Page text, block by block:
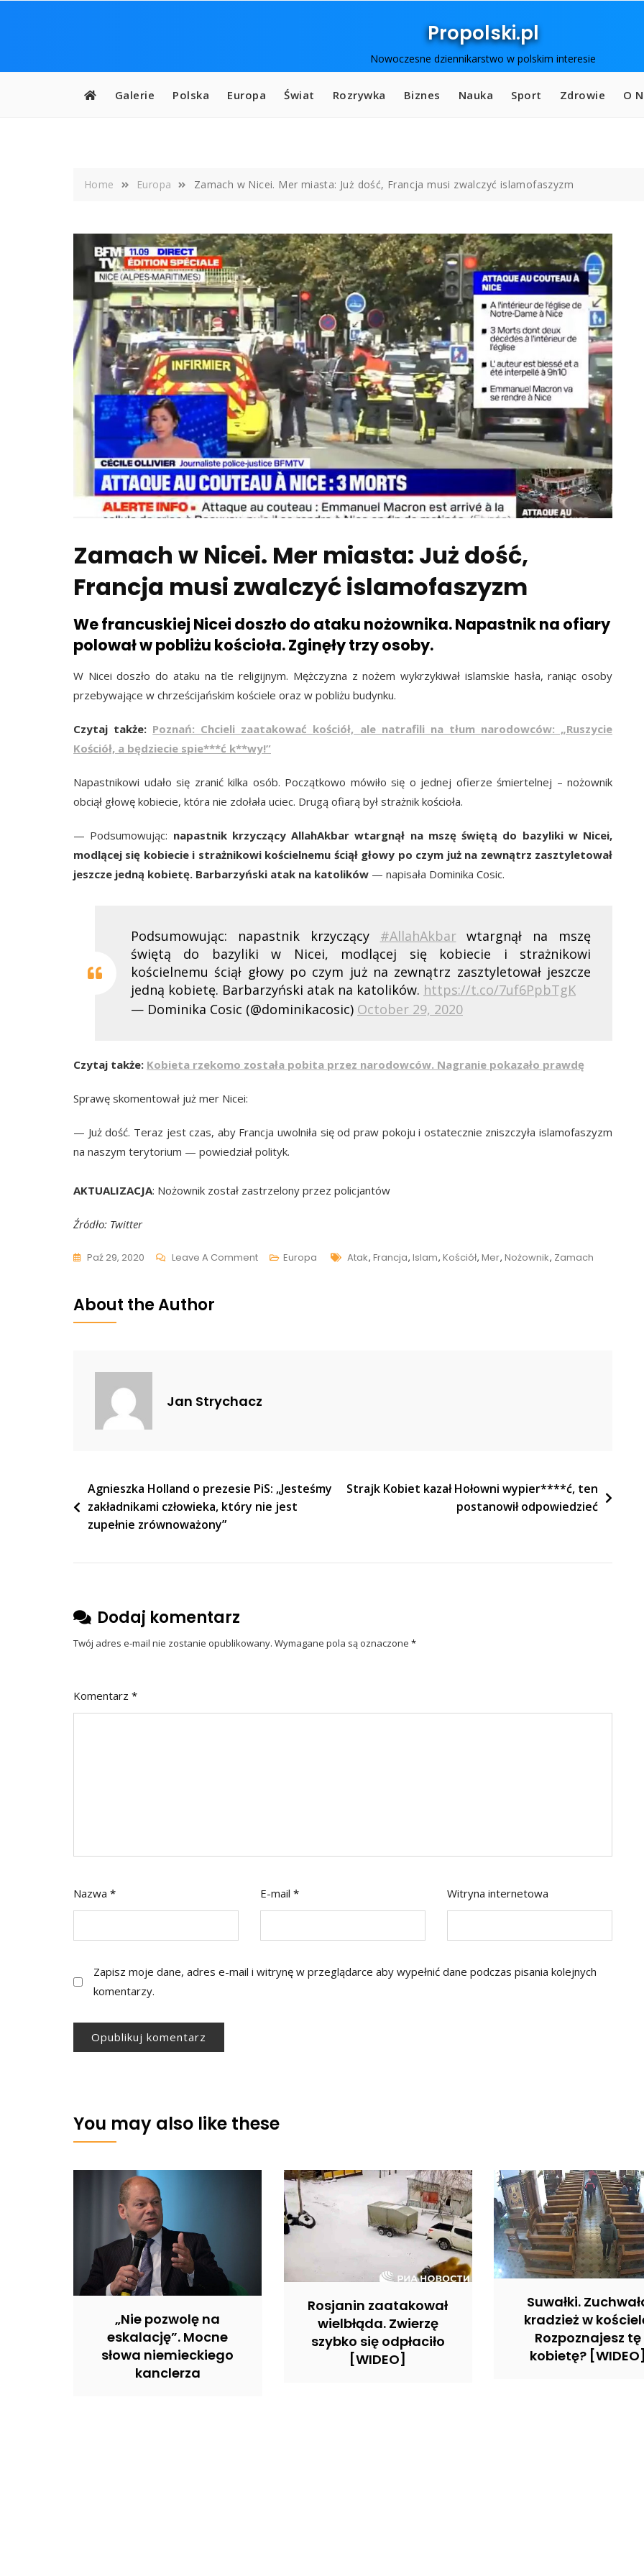
Propolski.pl
Nowoczesne dziennikarstwo w polskim interesie
Galerie Polska Europa Świat Rozrywka Biznes Nauka Sport Zdrowie O
Home Europa Zamach w Nicei. Mer miasta: Już dość, Francja musi zwalczyć islamofaszyzm
Zamach w Nicei. Mer miasta: Już dość,
Francja musi zwalczyć islamofaszyzm
We francuskiej Nicei doszło do ataku nożownika. Napastnik na ofiary
polował w pobliżu kościoła. Zginęły trzy osoby.
W Nicei doszło do ataku na tle religijnym. Mężczyzna z nożem wykrzykiwał islamskie hasła, raniąc osoby
przebywające w chrześcijańskim kościele oraz w pobliżu budynku.
Czytaj także: Poznań: Chcieli zaatakować kościół, ale natrafili na tłum narodowców: „Ruszycie
Kościół, a będziecie spie***ć k**wy!”
Napastnikowi udało się zranić kilka osób. Początkowo mówiło się o jednej ofierze śmiertelnej – nożownik
obciął głowę kobiecie, która nie zdołała uciec. Drugą ofiarą był strażnik kościoła.
— Podsumowując: napastnik krzyczący AllahAkbar wtargnął na mszę świętą do bazyliki w Nicei,
modlącej się kobiecie i strażnikowi kościelnemu ściął głowy po czym już na zewnątrz zasztyletował
jeszcze jedną kobietę. Barbarzyński atak na katolików — napisała Dominika Cosic.
Podsumowując: napastnik krzyczący #AllahAkbarwtargnął na mszę
świętą do bazyliki w Nicei, modlącej się kobiecie i strażnikowi
kościelnemu ściął głowy po czym już na zewnątrz zasztyletował jeszcze
jedną kobietę. Barbarzyński atak na katolików. https://t.co/7uf6PpbTgK
— Dominika Cosic (@dominikacosic) October 29, 2020
Czytaj także: Kobieta rzekomo została pobita przez narodowców. Nagranie pokazało prawdę
Sprawę skomentował już mer Nicei:
— Już dość. Teraz jest czas, aby Francja uwolniła się od praw pokoju i ostatecznie zniszczyła islamofaszyzm
na naszym terytorium — powiedział polityk.
AKTUALIZACJA: Nożownik został zastrzelony przez policjantów
Źródło: Twitter
Paź 29, 2020 Leave A CommentOn
Francja
Europa Tags
Atak, Francja, Islam, Kościół, Mer, Nożownik, Zamach
About the Author
Jan Strychacz
Nawigacja
wpisu
Agnieszka Holland o prezesie PiS: „Jesteśmy
zakładnikami człowieka, który nie jest
zupełnie zrównoważony”
Strajk Kobiet kazał Hołowni wypier****ć, ten
postanowił odpowiedzieć
Dodaj komentarz
Twój adres e-mail nie zostanie opublikowany. Wymagane pola są oznaczone *
Komentarz *
Nazwa * E-mail * Witryna internetowa
Zapisz moje dane, adres e-mail i witrynę w przeglądarce aby wypełnić dane podczas pisania kolejnych
komentarzy.
You may also like these
„Nie pozwolę na
eskalację”. Mocne
słowa niemieckiego
kanclerza
Rosjanin zaatakował
wielbłąda. Zwierzę
szybko się odpłaciło
[WIDEO]
Suwałki.
kradzież w
Rozpoznajesz tę
kobietę? [WIDEO]